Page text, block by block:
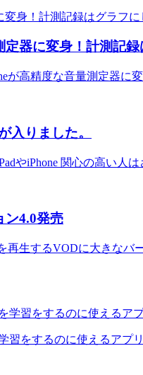
器に変身！計測記
が高精度な音量測定器
入りました。
やiPhone 関心の高い人
ン4.0発売
再生するVODに大きな
をするのに使えるアプリ